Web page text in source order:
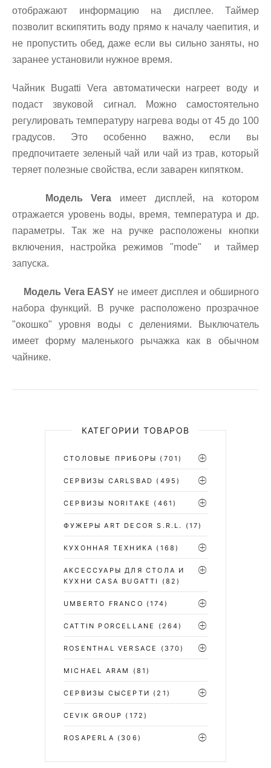
отображают информацию на дисплее. Таймер
позволит вскипятить воду прямо к началу чаепития, и
не пропустить обед, даже если вы сильно заняты, но
заранее установили нужное время.
Чайник Bugatti Vera автоматически нагреет воду и
подаст звуковой сигнал. Можно самостоятельно
регулировать температуру нагрева воды от 45 до 100
градусов. Это особенно важно, если вы
предпочитаете зеленый чай или чай из трав, который
теряет полезные свойства, если заварен кипятком.
Модель Vera имеет дисплей, на котором
отражается уровень воды, время, температура и др.
параметры. Так же на ручке расположены кнопки
включения, настройка режимов "mode" и таймер
запуска.
Модель Vera EASY не имеет дисплея и обширного
набора функций. В ручке расположено прозрачное
"окошко" уровня воды с делениями. Выключатель
имеет форму маленького рычажка как в обычном
чайнике.
КАТЕГОРИИ ТОВАРОВ
СТОЛОВЫЕ ПРИБОРЫ (701)
CЕРВИЗЫ CARLSBAD (495)
СЕРВИЗЫ NORITAKE (461)
ФУЖЕРЫ ART DECOR S.R.L. (17)
КУХОННАЯ ТЕХНИКА (168)
АКСЕССУАРЫ ДЛЯ СТОЛА И
КУХНИ CASA BUGATTI
(82)
UMBERTO FRANCO (174)
CATTIN PORCELLANE (264)
ROSENTHAL VERSACE (370)
MICHAEL ARAM (81)
СЕРВИЗЫ СЫСЕРТИ (21)
CEVIK GROUP (172)
ROSAPERLA (306)